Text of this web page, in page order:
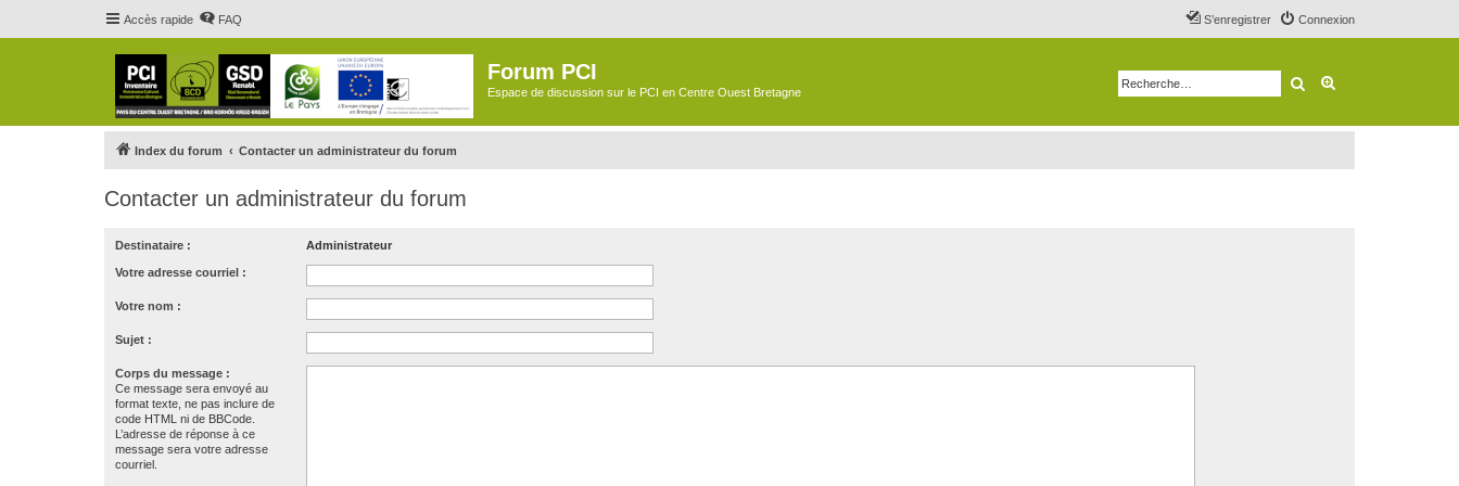
Accès rapide FAQ Connexion
S’enregistrer
Forum PCI
Espace de discussion sur le PCI en Centre Ouest Bretagne Rechercher
Index du forum Contacter un administrateur du forum
Contacter un administrateur du forum
Destinataire : Administrateur
Votre adresse courriel :
Votre nom :
Sujet :
Corps du message :
Ce message sera envoyé au
format texte, ne pas inclure de
code HTML ni de BBCode.
L’adresse de réponse à ce
message sera votre adresse
courriel.